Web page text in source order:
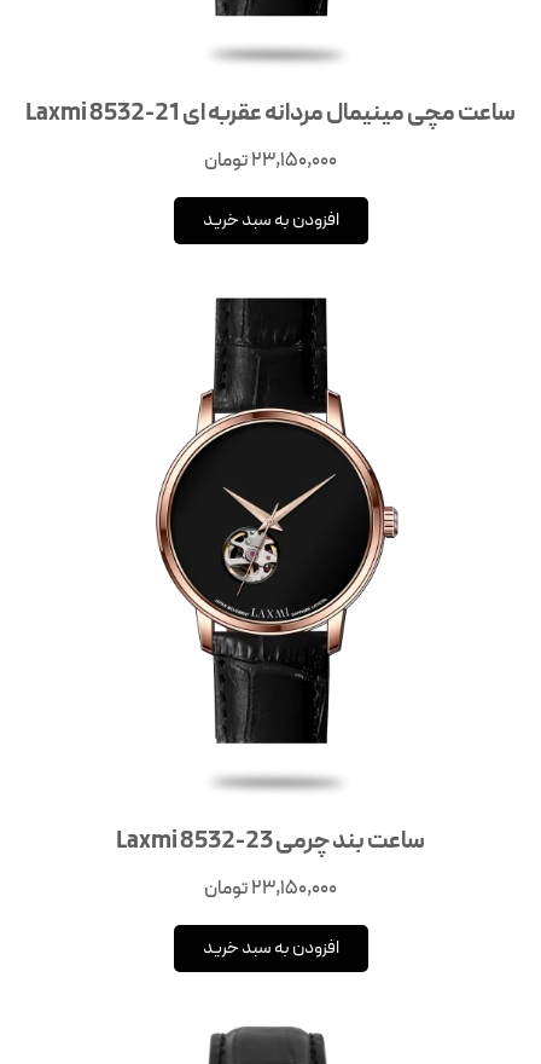
ساعت مچی مینیمال مردانه عقربه‌ ای Laxmi 8532-21
23,150,000تومان
افزودن به سبد خرید
ساعت بند چرمی Laxmi 8532-23
23,150,000تومان
افزودن به سبد خرید